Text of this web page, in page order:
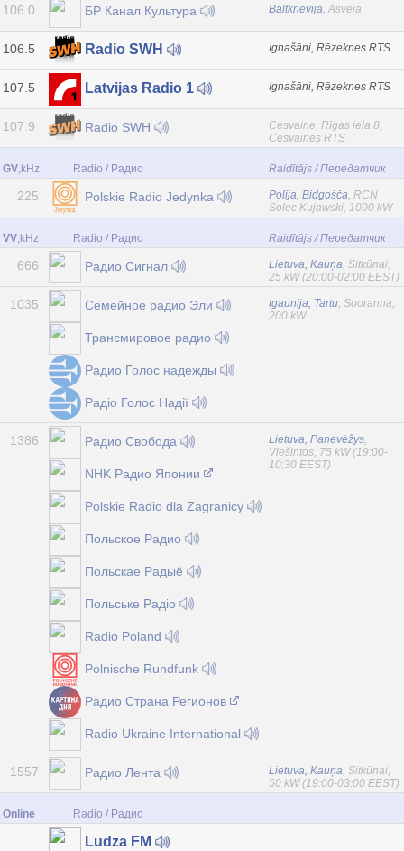
106.0 БР Канал Культура Baltkrievija, Asveja
106.5 Radio SWH Ignašāni, Rēzeknes RTS
107.5 Latvijas Radio 1 Ignašāni, Rēzeknes RTS
107.9 Radio SWH
Cesvaine, Rīgas iela 8,
Cesvaines RTS
GV,kHz Radio / Радио Raidītājs / Передатчик
225 Polskie Radio Jedynka Polija, Bidgošča, RCN
Solec Kujawski, 1000 kW
VV,kHz Radio / Радио Raidītājs / Передатчик
666 Радио Сигнал Lietuva, Kauņa, Sitkūnai,
25 kW (20:00-02:00 EEST)
1035 Семейное радио Эли
Трансмировое радио
Радио Голос надежды
Радіо Голос Надії
Igaunija, Tartu, Sooranna,
200 kW
1386 Радио Свобода
NHK Радио Японии
Polskie Radio dla Zagranicy
Польское Радио
Польскае Радыё
Польське Радіо
Radio Poland
Polnische Rundfunk
Радио Страна Регионов
Radio Ukraine International
Lietuva, Panevėžys,
Viešintos, 75 kW (19:00-
10:30 EEST)
1557 Радио Лента Lietuva, Kauņa, Sitkūnai,
50 kW (19:00-03:00 EEST)
Online Radio / Радио
Ludza FM